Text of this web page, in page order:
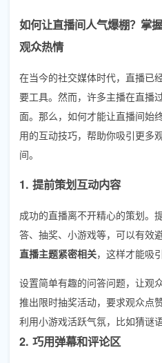
如何让直播间人气爆棚？掌
观众热情
在当今的社交媒体时代，直播已
要工具。然而，许多主播在直播
面。那么，如何才能让直播间始
用的互动技巧，帮助你吸引更多
间。
1. 提前策划互动内容
成功的直播离不开精心的策划。
答、抽奖、小游戏等，可以有效
直播主题紧密相关，这样才能吸
设置简单有趣的问答问题，让观
推出限时抽奖活动，要求观众点
利用小游戏活跃气氛，比如猜谜
2. 巧用弹幕和评论区